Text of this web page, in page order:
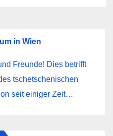
in Wien
Freunde! Dies betrifft
tschetschenischen
seit einiger Zeit…